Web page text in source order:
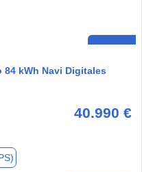
84 kWh Navi Digitales
40.990 €